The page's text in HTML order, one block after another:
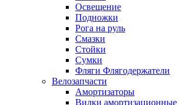
Освещение
Подножки
Рога на руль
Смазки
Стойки
Сумки
Фляги Флягодержатели
Велозапчасти
Амортизаторы
Вилки амортизационные